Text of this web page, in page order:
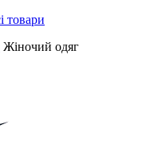
Жіночий одяг